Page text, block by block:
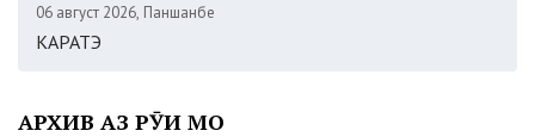
06 август 2026, Панҷшанбе
КАРАТЭ
АРХИВ АЗ РӮИ МОҲ